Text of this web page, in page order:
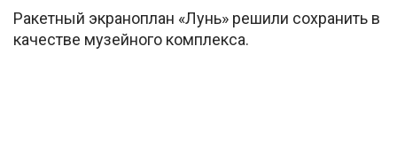
Ракетный экраноплан «Лунь» решили сохранить в
качестве музейного комплекса.